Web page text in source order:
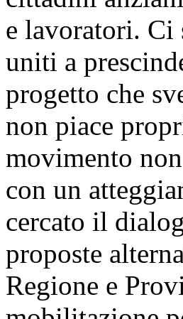
e lavoratori.
uniti a
progetto che
non piace
movimento
con un
cercato il
proposte
Regione e